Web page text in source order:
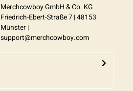
Merchcowboy GmbH & Co. KG
Friedrich-Ebert-Straße 7 | 48153
Münster |
support@merchcowboy.com